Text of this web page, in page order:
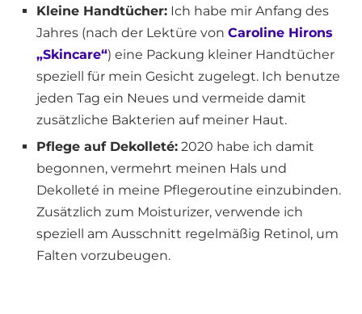
Kleine Handtücher: Ich habe mir Anfang des
Jahres (nach der Lektüre von Caroline Hirons
„Skincare“) eine Packung kleiner Handtücher
speziell für mein Gesicht zugelegt. Ich benutze
jeden Tag ein Neues und vermeide damit
zusätzliche Bakterien auf meiner Haut.
Pflege auf Dekolleté: 2020 habe ich damit
begonnen, vermehrt meinen Hals und
Dekolleté in meine Pflegeroutine einzubinden.
Zusätzlich zum Moisturizer, verwende ich
speziell am Ausschnitt regelmäßig Retinol, um
Falten vorzubeugen.